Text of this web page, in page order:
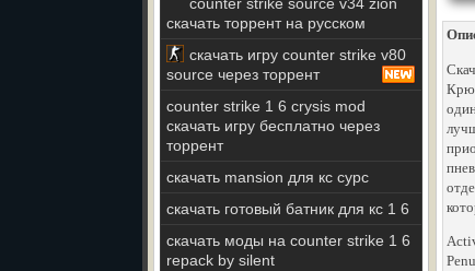
скачать торрент на русском
скачать игру counter strike v80
source через торрент
counter strike 1 6 crysis mod
скачать игру бесплатно через
торрент
скачать mansion для кс сурс
скачать готовый батник для кс 1 6
скачать моды на counter strike 1 6
repack by silent